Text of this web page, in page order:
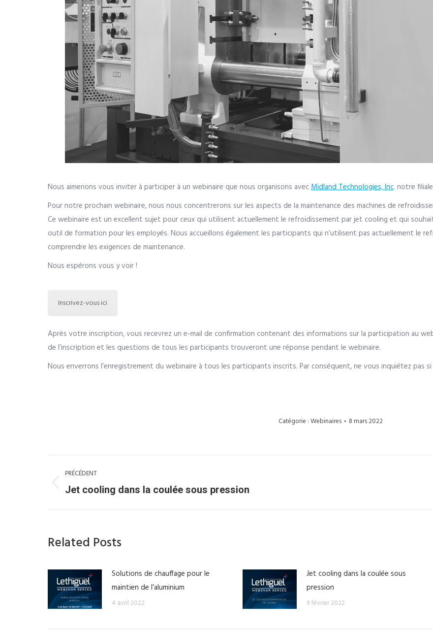
Nous aimerions vous inviter à participer à un webinaire que nous organisons avecMidland Technologies, Inc. notre
Pour notre prochain webinaire, nous nous concentrerons sur les aspects de la maintenance des machines de
Ce webinaire est un excellent sujet pour ceux qui utilisent actuellement le refroidissement par jet cooling et qui
outil de formation pour les employés. Nous accueillons également les participants qui n’utilisent pas actuellement le
comprendre les exigences de maintenance.
Nous espérons vous y voir !
Inscrivez-vous ici
Après votre inscription, vous recevrez un e-mail de confirmation contenant des informations sur la participation au
de l’inscription et les questions de tous les participants trouveront une réponse pendant le webinaire.
Nous enverrons l’enregistrement du webinaire à tous les participants inscrits. Par conséquent, ne vous inquiétez pas
Catégorie :Webinaires 8 mars 2022
Navigation
article
PRÉCÉDENT
Article
Jet cooling dans la coulée sous pression
Related Posts
Solutions de chauffage pour le
maintien de l’aluminium
4 avril 2022
Jet cooling dans la coulée sous
pression
9 février 2022